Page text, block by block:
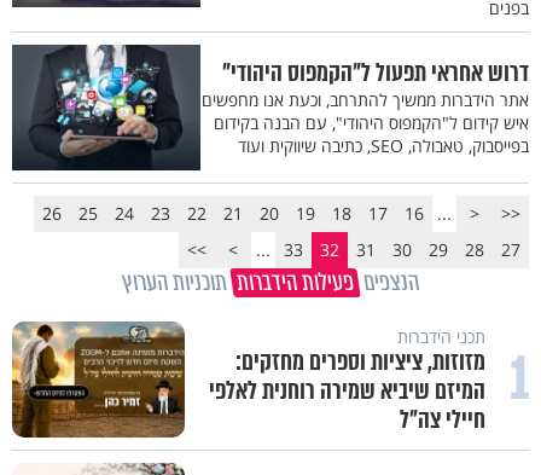
בפנים
דרוש אחראי תפעול ל"הקמפוס היהודי"
אתר הידברות ממשיך להתרחב, וכעת אנו מחפשים
איש קידום ל"הקמפוס היהודי", עם הבנה בקידום
בפייסבוק, טאבולה, SEO, כתיבה שיווקית ועוד
<<
<
...
16
17
18
19
20
21
22
23
24
25
26
27
28
29
30
31
32
33
...
>
>>
הנצפים פעילות הידברות תוכניות הערוץ
1 תכני הידברות
מזוזות, ציציות וספרים מחזקים:
המיזם שיביא שמירה רוחנית לאלפי
חיילי צה"ל